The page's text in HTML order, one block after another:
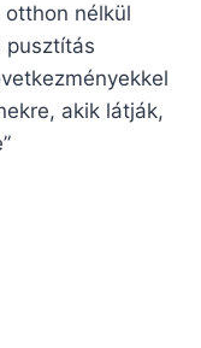
nélkül
pusztítás
akik látják,